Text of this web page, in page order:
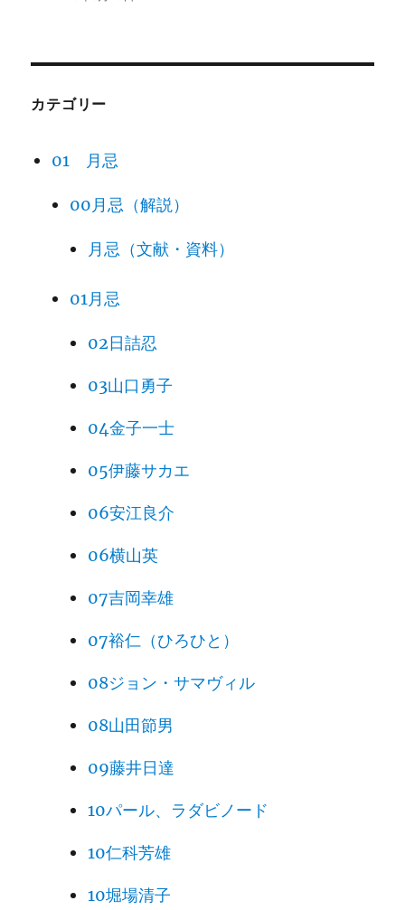
カテゴリー
01 月忌
00月忌（解説）
月忌（文献・資料）
01月忌
02日詰忍
03山口勇子
04金子一士
05伊藤サカエ
06安江良介
06横山英
07吉岡幸雄
07裕仁（ひろひと）
08ジョン・サマヴィル
08山田節男
09藤井日達
10パール、ラダビノード
10仁科芳雄
10堀場清子